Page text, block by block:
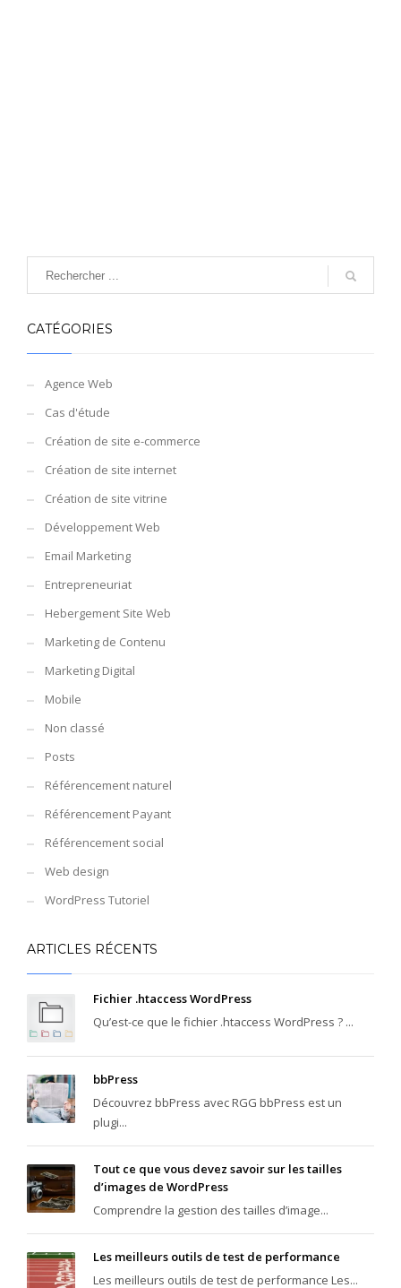
CATÉGORIES
Agence Web
Cas d'étude
Création de site e-commerce
Création de site internet
Création de site vitrine
Développement Web
Email Marketing
Entrepreneuriat
Hebergement Site Web
Marketing de Contenu
Marketing Digital
Mobile
Non classé
Posts
Référencement naturel
Référencement Payant
Référencement social
Web design
WordPress Tutoriel
ARTICLES RÉCENTS
Fichier .htaccess WordPress
Qu’est-ce que le fichier .htaccess WordPress ? ...
bbPress
Découvrez bbPress avec RGG bbPress est un
plugi...
Tout ce que vous devez savoir sur les tailles
d’images de WordPress
Comprendre la gestion des tailles d’image...
Les meilleurs outils de test de performance
Les meilleurs outils de test de performance Les...